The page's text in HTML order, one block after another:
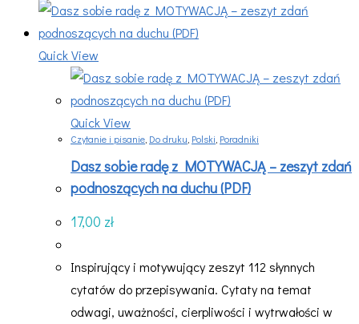
Quick View
Quick View
Czytanie i pisanie Do druku Polski Poradniki
Dasz sobie radę z MOTYWACJĄ – zeszyt zdań
podnoszących na duchu (PDF)
17,00 zł
Inspirujący i motywujący zeszyt 112 słynnych
cytatów do przepisywania. Cytaty na temat
odwagi, uważności, cierpliwości i wytrwałości w